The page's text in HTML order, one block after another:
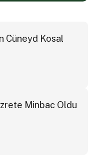
Cüneyd Kosal
Minbac Oldu